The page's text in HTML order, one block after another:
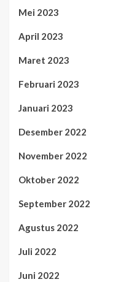
Mei 2023
April 2023
Maret 2023
Februari 2023
Januari 2023
Desember 2022
November 2022
Oktober 2022
September 2022
Agustus 2022
Juli 2022
Juni 2022